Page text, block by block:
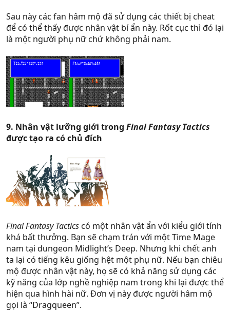
Sau này các fan hâm mộ đã sử dụng các thiết bị cheat
để có thể thấy được nhân vật bí ẩn này. Rốt cục thì đó lại
là một người phụ nữ chứ không phải nam.
9. Nhân vật lưỡng giới trong Final Fantasy Tactics
được tạo ra có chủ đích
Final Fantasy Tacticscó một nhân vật ẩn với kiểu giới tính
khá bất thưởng. Bạn sẽ chạm trán với một Time Mage
nam tại dungeon Midlight’s Deep. Nhưng khi chết anh
ta lại có tiếng kêu giống hệt một phụ nữ. Nếu bạn chiêu
mộ được nhân vật này, họ sẽ có khả năng sử dụng các
kỹ năng của lớp nghề nghiệp nam trong khi lại được thể
hiện qua hình hài nữ. Đơn vị này được người hâm mộ
gọi là “Dragqueen”.